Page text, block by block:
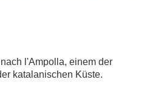
l'Ampolla, einem der
katalanischen Küste.